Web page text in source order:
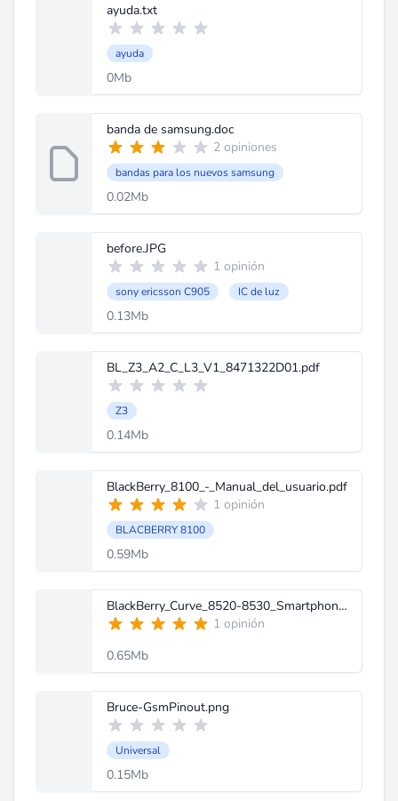
ayuda.txt
ayuda
0Mb
banda de samsung.doc
2 opiniones
bandas para los nuevos samsung
0.02Mb
before.JPG
1 opinión
sony ericsson C905 IC de luz
0.13Mb
BL_Z3_A2_C_L3_V1_8471322D01.pdf
Z3
0.14Mb
BlackBerry_8100_-_Manual_del_usuario.pdf
1 opinión
BLACBERRY 8100
0.59Mb
BlackBerry_Curve_8520-8530_Smartphone-T43156-696706-0929102159-005-ES.pdf
1 opinión
0.65Mb
Bruce-GsmPinout.png
Universal
0.15Mb